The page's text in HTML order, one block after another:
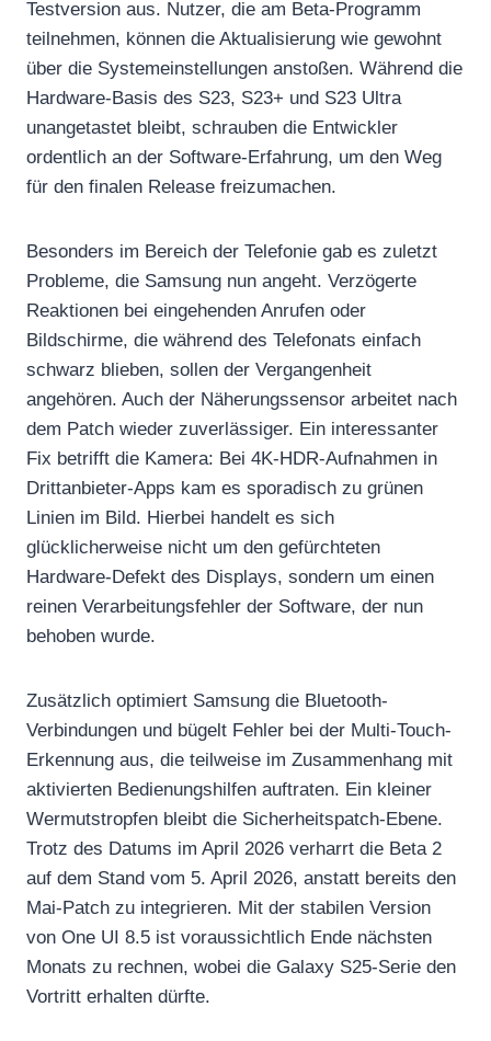
Testversion aus. Nutzer, die am Beta-Programm
teilnehmen, können die Aktualisierung wie gewohnt
über die Systemeinstellungen anstoßen. Während die
Hardware-Basis des S23, S23+ und S23 Ultra
unangetastet bleibt, schrauben die Entwickler
ordentlich an der Software-Erfahrung, um den Weg
für den finalen Release freizumachen.
Besonders im Bereich der Telefonie gab es zuletzt
Probleme, die Samsung nun angeht. Verzögerte
Reaktionen bei eingehenden Anrufen oder
Bildschirme, die während des Telefonats einfach
schwarz blieben, sollen der Vergangenheit
angehören. Auch der Näherungssensor arbeitet nach
dem Patch wieder zuverlässiger. Ein interessanter
Fix betrifft die Kamera: Bei 4K-HDR-Aufnahmen in
Drittanbieter-Apps kam es sporadisch zu grünen
Linien im Bild. Hierbei handelt es sich
glücklicherweise nicht um den gefürchteten
Hardware-Defekt des Displays, sondern um einen
reinen Verarbeitungsfehler der Software, der nun
behoben wurde.
Zusätzlich optimiert Samsung die Bluetooth-
Verbindungen und bügelt Fehler bei der Multi-Touch-
Erkennung aus, die teilweise im Zusammenhang mit
aktivierten Bedienungshilfen auftraten. Ein kleiner
Wermutstropfen bleibt die Sicherheitspatch-Ebene.
Trotz des Datums im April 2026 verharrt die Beta 2
auf dem Stand vom 5. April 2026, anstatt bereits den
Mai-Patch zu integrieren. Mit der stabilen Version
von One UI 8.5 ist voraussichtlich Ende nächsten
Monats zu rechnen, wobei die Galaxy S25-Serie den
Vortritt erhalten dürfte.